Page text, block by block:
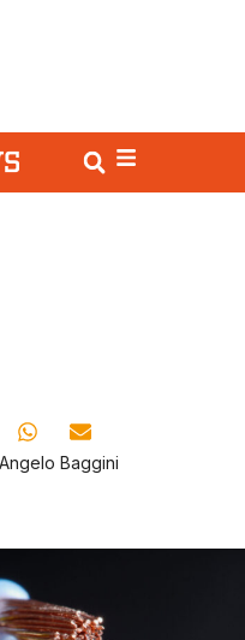
Angelo Baggini